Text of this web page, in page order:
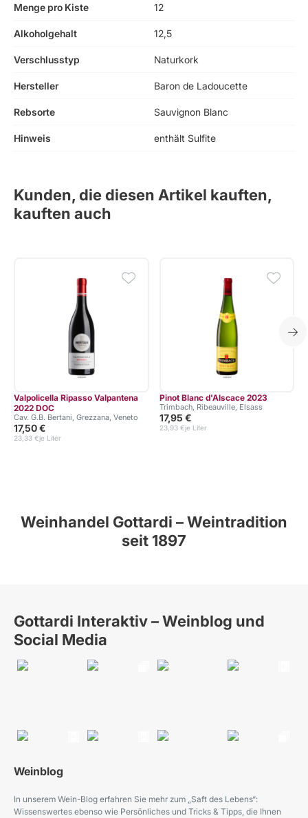
Menge pro Kiste 12
Alkoholgehalt 12,5
Verschlusstyp Naturkork
Hersteller Baron de Ladoucette
Rebsorte Sauvignon Blanc
Hinweis enthält Sulfite
Kunden, die diesen Artikel kauften,
kauften auch
Valpolicella Ripasso Valpantena
2022 DOC
Cav. G.B. Bertani, Grezzana, Veneto
17,50 €
je Liter
23,33 €
Pinot Blanc d'Alscace 2023
Trimbach, Ribeauville, Elsass
17,95 €
je Liter
23,93 €
Weinhandel Gottardi – Weintradition
seit 1897
Gottardi Interaktiv – Weinblog und
Social Media
Weinblog
In unserem Wein-Blog erfahren Sie mehr zum „Saft des Lebens“:
Wissenswertes ebenso wie Persönliches und Tricks & Tipps, die Ihnen